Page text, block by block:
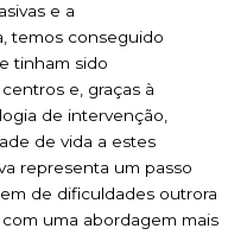
e a
temos conseguido
tinham sido
e, graças à
de intervenção,
de vida a estes
representa um passo
de dificuldades outrora
uma abordagem mais